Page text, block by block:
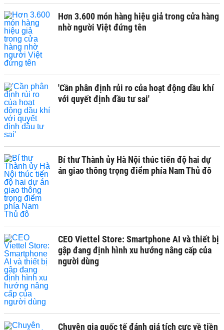
Hơn 3.600 món hàng hiệu giả trong cửa hàng
nhờ người Việt đứng tên
'Cần phân định rủi ro của hoạt động dầu khí
với quyết định đầu tư sai'
Bí thư Thành ủy Hà Nội thúc tiến độ hai dự
án giao thông trọng điểm phía Nam Thủ đô
CEO Viettel Store: Smartphone AI và thiết bị
gập đang định hình xu hướng nâng cấp của
người dùng
Chuyên gia quốc tế đánh giá tích cực về tiền